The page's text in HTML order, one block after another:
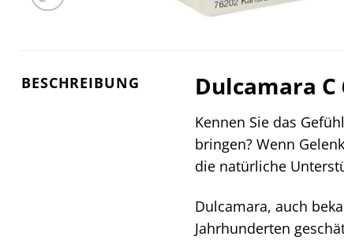
BESCHREIBUNG Dulcamara
Kennen Sie das
bringen? Wenn
die natürliche
Dulcamara, auch
Jahrhunderten